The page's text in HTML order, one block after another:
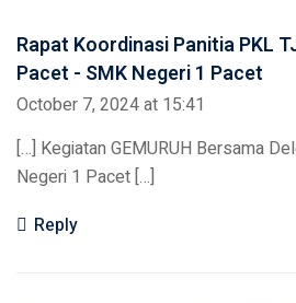
Rapat Koordinasi Panitia PKL
Pacet - SMK Negeri 1 Pacet
October 7, 2024 at 15:41
[…] Kegiatan GEMURUH Bersama
Negeri 1 Pacet […]
Reply